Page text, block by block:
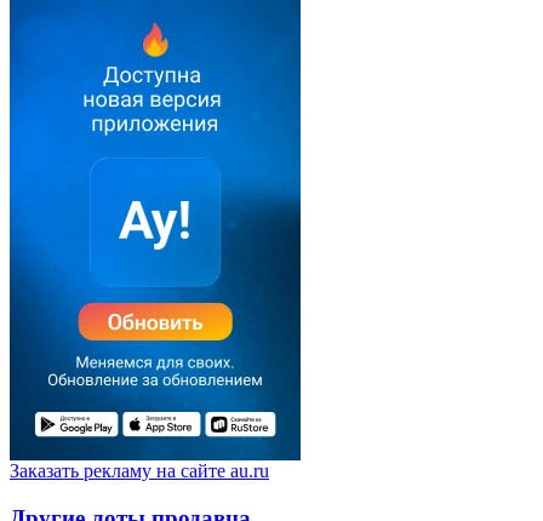
Заказать рекламу на сайте au.ru